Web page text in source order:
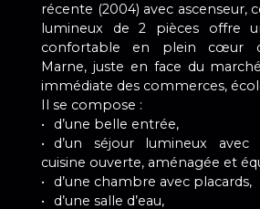
récente (2004) avec ascenseur,
lumineux de 2 pièces offre
confortable en plein cœur
Marne, juste en face du
immédiate des commerces,
Il se compose :
d’une belle entrée,
d’un séjour lumineux
cuisine ouverte, aménagée et
d’une chambre avec placards,
d’une salle d’eau,